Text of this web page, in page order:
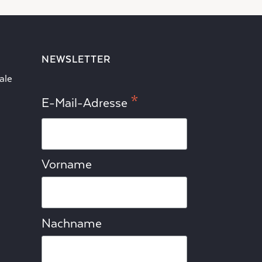
NEWSLETTER
E-Mail-Adresse *
Vorname
Nachname